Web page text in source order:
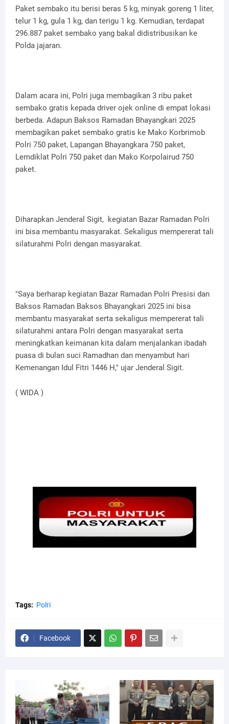
Paket sembako itu berisi beras 5 kg, minyak goreng 1 liter,
telur 1 kg, gula 1 kg, dan terigu 1 kg. Kemudian, terdapat
296.887 paket sembako yang bakal didistribusikan ke
Polda jajaran.
Dalam acara ini, Polri juga membagikan 3 ribu paket
sembako gratis kepada driver ojek online di empat lokasi
berbeda. Adapun Baksos Ramadan Bhayangkari 2025
membagikan paket sembako gratis ke Mako Korbrimob
Polri 750 paket, Lapangan Bhayangkara 750 paket,
Lemdiklat Polri 750 paket dan Mako Korpolairud 750
paket.
Diharapkan Jenderal Sigit, kegiatan Bazar Ramadan Polri
ini bisa membantu masyarakat. Sekaligus mempererat tali
silaturahmi Polri dengan masyarakat.
"Saya berharap kegiatan Bazar Ramadan Polri Presisi dan
Baksos Ramadan Baksos Bhayangkari 2025 ini bisa
membantu masyarakat serta sekaligus mempererat tali
silaturahmi antara Polri dengan masyarakat serta
meningkatkan keimanan kita dalam menjalankan ibadah
puasa di bulan suci Ramadhan dan menyambut hari
Kemenangan Idul Fitri 1446 H," ujar Jenderal Sigit.
( WIDA )
Tags: Polri
Facebook